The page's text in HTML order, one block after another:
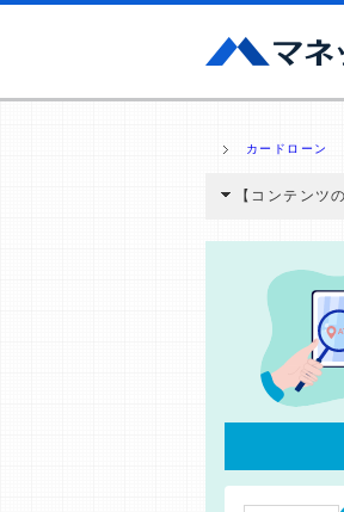
カードローン
【コンテンツ
と弊社に対して
ミ収集などに基
>提携企業一覧